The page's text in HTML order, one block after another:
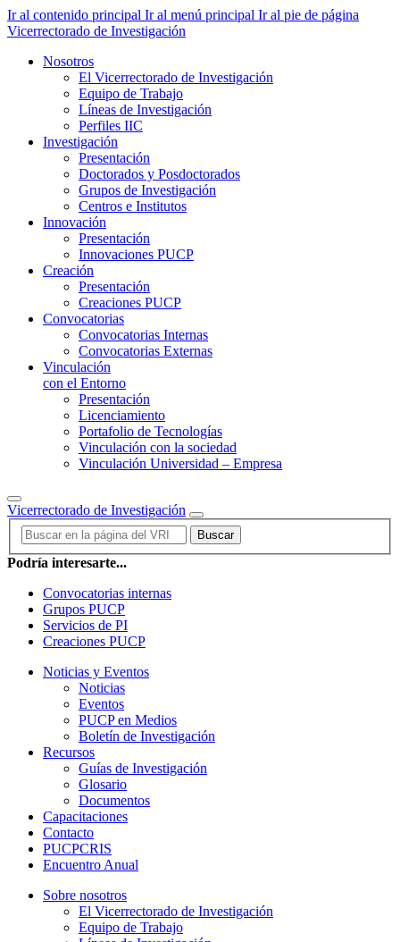
Ir al contenido principal Ir al menú principal Ir al pie de página
Vicerrectorado de Investigación
Nosotros
El Vicerrectorado de Investigación
Equipo de Trabajo
Líneas de Investigación
Perfiles IIC
Investigación
Presentación
Doctorados y Posdoctorados
Grupos de Investigación
Centros e Institutos
Innovación
Presentación
Innovaciones PUCP
Creación
Presentación
Creaciones PUCP
Convocatorias
Convocatorias Internas
Convocatorias Externas
Vinculación
con el Entorno
Presentación
Licenciamiento
Portafolio de Tecnologías
Vinculación con la sociedad
Vinculación Universidad – Empresa
Vicerrectorado de Investigación
Buscar
Podría interesarte...
Convocatorias internas
Grupos PUCP
Servicios de PI
Creaciones PUCP
Noticias y Eventos
Noticias
Eventos
PUCP en Medios
Boletín de Investigación
Recursos
Guías de Investigación
Glosario
Documentos
Capacitaciones
Contacto
PUCPCRIS
Encuentro Anual
Sobre nosotros
El Vicerrectorado de Investigación
Equipo de Trabajo